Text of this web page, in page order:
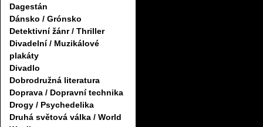
Dagestán
Dánsko / Grónsko
Detektivní žánr / Thriller
Divadelní / Muzikálové
plakáty
Divadlo
Dobrodružná literatura
Doprava / Dopravní technika
Drogy / Psychedelika
Druhá světová válka / World